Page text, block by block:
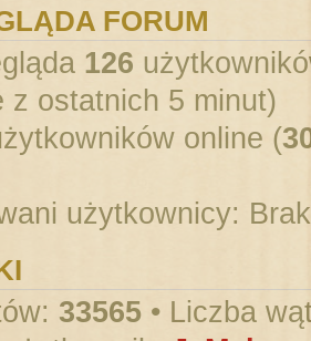
FORUM
126
z ostatnich 5 minut)
online (
użytkownicy:
33565 • Liczba